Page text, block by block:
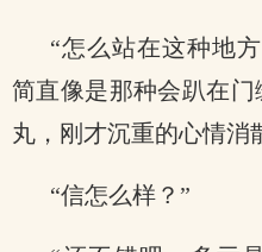
“怎么站在这种地
简直像是那种会趴在
丸，刚才沉重的心情消
“信怎么样？”